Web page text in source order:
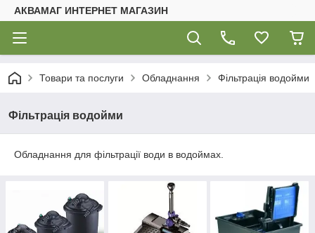
АКВАМАГ ИНТЕРНЕТ МАГАЗИН
Товари та послуги Обладнання Фільтрація водойми
Фільтрація водойми
Обладнання для фільтрації води в водоймах.